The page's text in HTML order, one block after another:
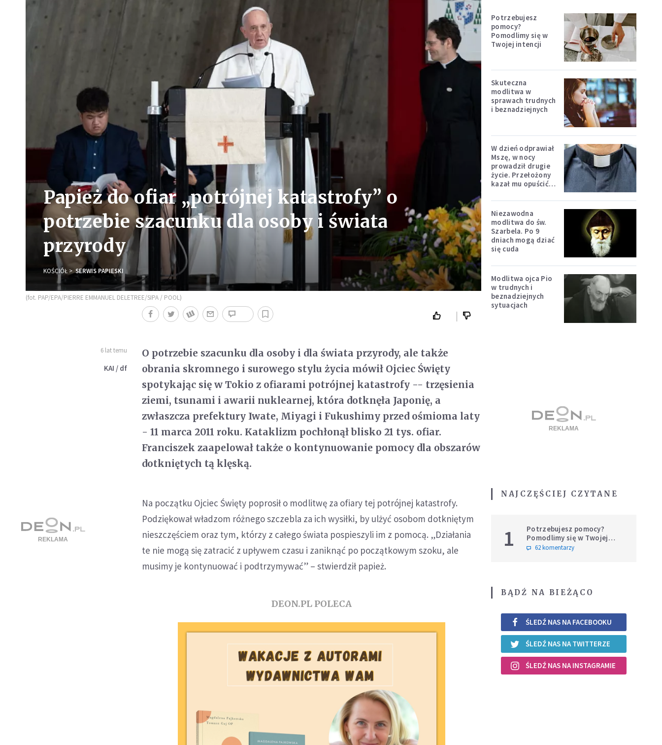
Papież do ofiar „potrójnej katastrofy” o
potrzebie szacunku dla osoby i świata
przyrody
KOŚCIÓŁ SERWIS PAPIESKI
(fot. PAP/EPA/PIERRE EMMANUEL DELETREE/SIPA / POOL)
6 lat temu
KAI / df
O potrzebie szacunku dla osoby i dla świata przyrody, ale także
obrania skromnego i surowego stylu życia mówił Ojciec Święty
spotykając się w Tokio z ofiarami potrójnej katastrofy -- trzęsienia
ziemi, tsunami i awarii nuklearnej, która dotknęła Japonię, a
zwłaszcza prefektury Iwate, Miyagi i Fukushimy przed ośmioma laty
- 11 marca 2011 roku. Kataklizm pochłonął blisko 21 tys. ofiar.
Franciszek zaapelował także o kontynuowanie pomocy dla obszarów
dotkniętych tą klęską.
Na początku Ojciec Święty poprosił o modlitwę za ofiary tej potrójnej katastrofy.
Podziękował władzom różnego szczebla za ich wysiłki, by ulżyć osobom dotkniętym
nieszczęściem oraz tym, którzy z całego świata pospieszyli im z pomocą. „Działania
te nie mogą się zatracić z upływem czasu i zaniknąć po początkowym szoku, ale
musimy je kontynuować i podtrzymywać” – stwierdził papież.
DEON.PL POLECA
Potrzebujesz
pomocy?
Pomodlimy się w
Twojej intencji
Skuteczna
modlitwa w
sprawach trudnych
i beznadziejnych
W dzień odprawiał
Mszę, w nocy
prowadził drugie
życie. Przełożony
kazał mu opuścić
Niezawodna
modlitwa do św.
Szarbela. Po 9
dniach mogą dziać
się cuda
Modlitwa ojca Pio
w trudnych i
beznadziejnych
sytuacjach
NAJCZĘŚCIEJ CZYTANE
1
Potrzebujesz pomocy?
Pomodlimy się w Twojej
intencji
62 komentarzy
BĄDŹ NA BIEŻĄCO
ŚLEDŹ NAS NA FACEBOOKU
ŚLEDŹ NAS NA TWITTERZE
ŚLEDŹ NAS NA INSTAGRAMIE